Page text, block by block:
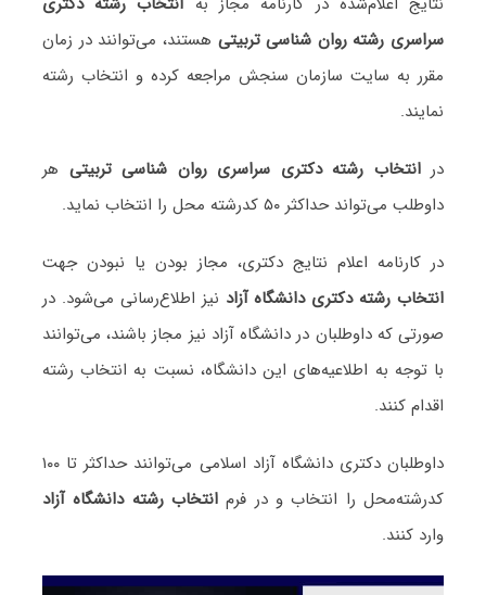
سراسری رشته روان شناسی تربیتی هستند، می‌توانند در زمان
مقرر به سایت سازمان سنجش مراجعه کرده و انتخاب رشته
نمایند.
درانتخاب رشته دکتری سراسری روان شناسی تربیتی هر
داوطلب می‌تواند حداکثر ۵۰ کدرشته محل را انتخاب نماید.
در کارنامه اعلام نتایج دکتری، مجاز بودن یا نبودن جهت
انتخاب رشته دکتری دانشگاه آزاد نیز اطلاع‌رسانی می‌شود. در
صورتی که داوطلبان در دانشگاه آزاد نیز مجاز باشند، می‌توانند
با توجه به اطلاعیه‌های این دانشگاه، نسبت به انتخاب رشته
اقدام کنند.
داوطلبان دکتری دانشگاه آزاد اسلامی می‌توانند حداکثر تا ۱۰۰
کدرشته‌محل را انتخاب و در فرم انتخاب رشته دانشگاه آزاد
وارد کنند.